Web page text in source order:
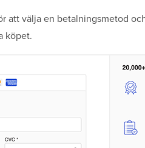
att välja en betalningsmetod
köpet.